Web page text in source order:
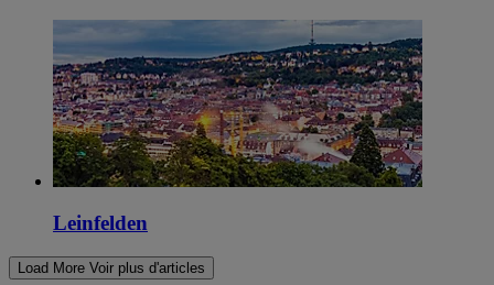
Leinfelden
Load More Voir plus d'articles